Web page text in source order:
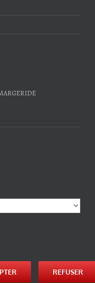
https://tao-yin.fr/georges-charles/
sous licence Creative Commons
Unported (photos de ces pages non
REFUSER